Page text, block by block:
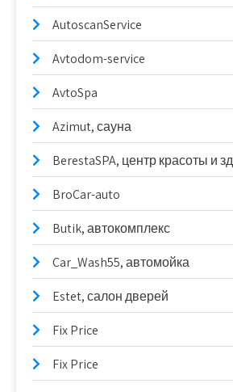
AutoscanService
Avtodom-service
AvtoSpa
Azimut, сауна
BerestaSPA, центр красоты и
BroCar-auto
Butik, автокомплекс
Car_Wash55, автомойка
Estet, салон дверей
Fix Price
Fix Price